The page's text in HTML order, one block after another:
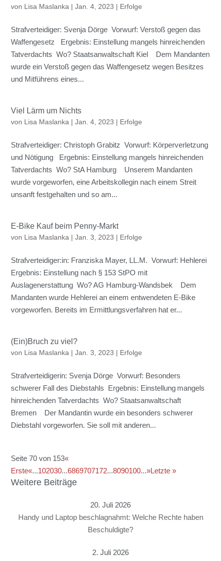
von Lisa Maslanka |Jan. 4, 2023 | Erfolge
Strafverteidiger: Svenja Dörge Vorwurf: Verstoß gegen das
Waffengesetz Ergebnis: Einstellung mangels hinreichenden
Tatverdachts Wo? Staatsanwaltschaft Kiel Dem Mandanten
wurde ein Verstoß gegen das Waffengesetz wegen Besitzes
und Mitführens eines...
Viel Lärm um Nichts
von Lisa Maslanka |Jan. 4, 2023 | Erfolge
Strafverteidiger: Christoph Grabitz Vorwurf: Körperverletzung
und Nötigung Ergebnis: Einstellung mangels hinreichenden
Tatverdachts Wo? StA Hamburg Unserem Mandanten
wurde vorgeworfen, eine Arbeitskollegin nach einem Streit
unsanft festgehalten und so am...
E-Bike Kauf beim Penny-Markt
von Lisa Maslanka |Jan. 3, 2023 | Erfolge
Strafverteidiger:in: Franziska Mayer, LL.M. Vorwurf: Hehlerei
Ergebnis: Einstellung nach § 153 StPO mit
Auslagenerstattung Wo? AG Hamburg-Wandsbek Dem
Mandanten wurde Hehlerei an einem entwendeten E-Bike
vorgeworfen. Bereits im Ermittlungsverfahren hat er...
(Ein)Bruch zu viel?
von Lisa Maslanka |Jan. 3, 2023 | Erfolge
Strafverteidigerin: Svenja Dörge Vorwurf: Besonders
schwerer Fall des Diebstahls Ergebnis: Einstellung mangels
hinreichenden Tatverdachts Wo? Staatsanwaltschaft
Bremen Der Mandantin wurde ein besonders schwerer
Diebstahl vorgeworfen. Sie soll mit anderen...
Seite 70 von 153«
Erste«...102030...6869707172...8090100...»Letzte »
Weitere Beiträge
20. Juli 2026
Handy und Laptop beschlagnahmt: Welche Rechte haben
Beschuldigte?
2. Juli 2026